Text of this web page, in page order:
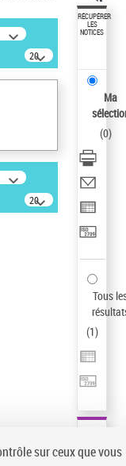
20
résultats/page
20
résultats/page
RÉCUPÉRER
LES
NOTICES
Ma
(0)
Tous
(1)
sur ceux que vous